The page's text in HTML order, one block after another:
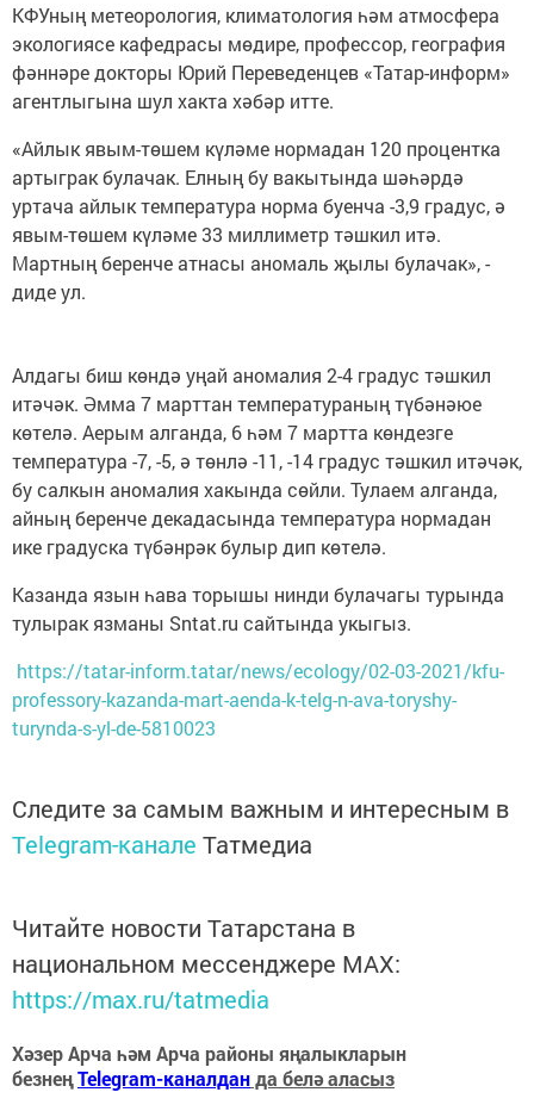
КФУның метеорология, климатология һәм атмосфера
экологиясе кафедрасы мөдире, профессор, география
фәннәре докторы Юрий Переведенцев «Татар-информ»
агентлыгына шул хакта хәбәр итте.
«Айлык явым-төшем күләме нормадан 120 процентка
артыграк булачак. Елның бу вакытында шәһәрдә
уртача айлык температура норма буенча -3,9 градус, ә
явым-төшем күләме 33 миллиметр тәшкил итә.
Мартның беренче атнасы аномаль җылы булачак», -
диде ул.
Алдагы биш көндә уңай аномалия 2-4 градус тәшкил
итәчәк. Әмма 7 марттан температураның түбәнәюе
көтелә. Аерым алганда, 6 һәм 7 мартта көндезге
температура -7, -5, ә төнлә -11, -14 градус тәшкил итәчәк,
бу салкын аномалия хакында сөйли. Тулаем алганда,
айның беренче декадасында температура нормадан
ике градуска түбәнрәк булыр дип көтелә.
Казанда язын һава торышы нинди булачагы турында
тулырак язманы Sntat.ru сайтында укыгыз.
https://tatar-inform.tatar/news/ecology/02-03-2021/kfu-
professory-kazanda-mart-aenda-k-telg-n-ava-toryshy-
turynda-s-yl-de-5810023
Следите за самым важным и интересным в
Telegram-канале Татмедиа
Читайте новости Татарстана в
национальном мессенджере MАХ:
https://max.ru/tatmedia
Хәзер Арча һәм Арча районы яңалыкларын
безнеңTelegram-каналданда белә аласыз